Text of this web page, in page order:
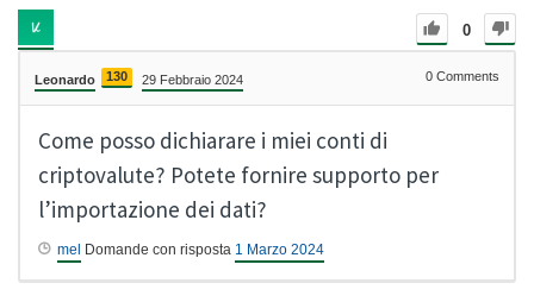
0
Leonardo 130 29 Febbraio 2024 0 Comments
Come posso dichiarare i miei conti di
criptovalute? Potete fornire supporto per
l’importazione dei dati?
mel Domande con risposta 1 Marzo 2024